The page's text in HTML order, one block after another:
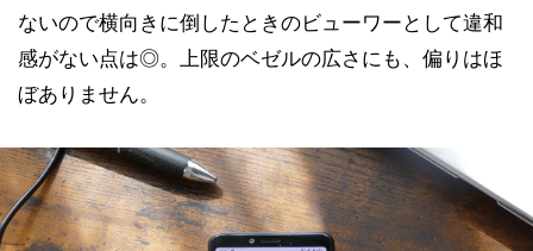
ないので横向きに倒したときのビューワーとして違和
感がない点は◎。上限のベゼルの広さにも、偏りはほ
ぼありません。